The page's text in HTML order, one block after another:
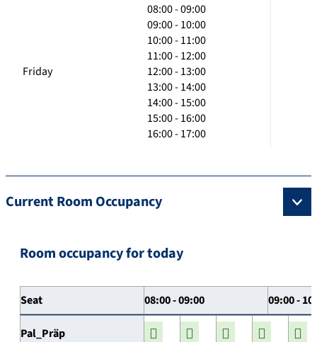
Friday
08:00 - 09:00
09:00 - 10:00
10:00 - 11:00
11:00 - 12:00
12:00 - 13:00
13:00 - 14:00
14:00 - 15:00
15:00 - 16:00
16:00 - 17:00
Current Room Occupancy
Room occupancy for today
Seat 08:00 - 09:00 09:00 -
Pal_Präp